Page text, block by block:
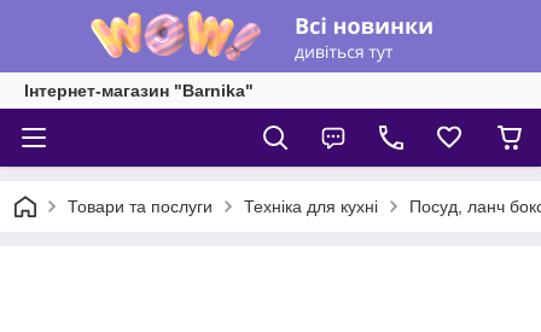
Інтернет-магазин "Barnika"
Товари та послуги Техніка для кухні Посуд, ланч